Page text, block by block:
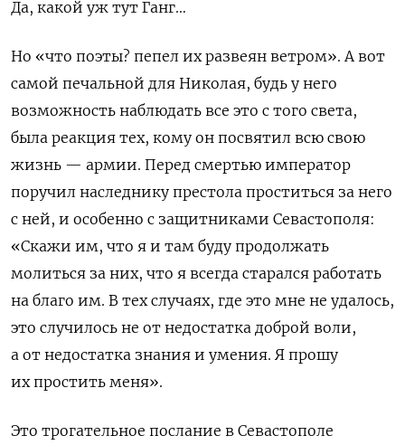
Да, какой уж тут Ганг…
Но «что поэты? пепел их развеян ветром». А вот
самой печальной для Николая, будь у него
возможность наблюдать все это с того света,
была реакция тех, кому он посвятил всю свою
жизнь — армии. Перед смертью император
поручил наследнику престола проститься за него
с ней, и особенно с защитниками Севастополя:
«Скажи им, что я и там буду продолжать
молиться за них, что я всегда старался работать
на благо им. В тех случаях, где это мне не удалось,
это случилось не от недостатка доброй воли,
а от недостатка знания и умения. Я прошу
их простить меня».
Это трогательное послание в Севастополе